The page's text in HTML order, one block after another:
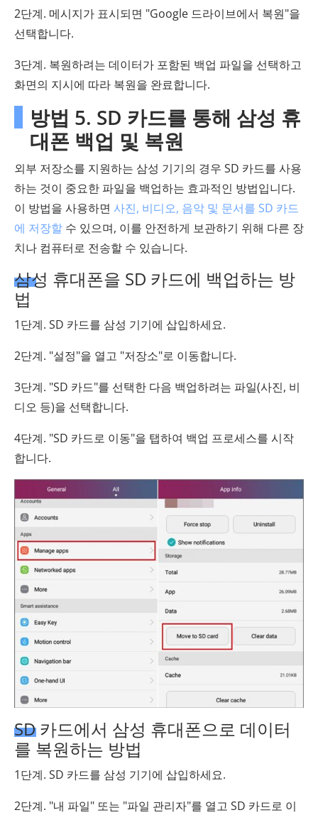
2단계. 메시지가 표시되면 "Google 드라이브에서 복원"을
선택합니다.
3단계. 복원하려는 데이터가 포함된 백업 파일을 선택하고
화면의 지시에 따라 복원을 완료합니다.
방법 5. SD 카드를 통해 삼성 휴
대폰 백업 및 복원
외부 저장소를 지원하는 삼성 기기의 경우 SD 카드를 사용
하는 것이 중요한 파일을 백업하는 효과적인 방법입니다.
이 방법을 사용하면 사진, 비디오, 음악 및 문서를 SD 카드
에 저장할 수 있으며, 이를 안전하게 보관하기 위해 다른 장
치나 컴퓨터로 전송할 수 있습니다.
삼성 휴대폰을 SD 카드에 백업하는 방
법
1단계. SD 카드를 삼성 기기에 삽입하세요.
2단계. "설정"을 열고 "저장소"로 이동합니다.
3단계. "SD 카드"를 선택한 다음 백업하려는 파일(사진, 비
디오 등)을 선택합니다.
4단계. "SD 카드로 이동"을 탭하여 백업 프로세스를 시작
합니다.
SD 카드에서 삼성 휴대폰으로 데이터
를 복원하는 방법
1단계. SD 카드를 삼성 기기에 삽입하세요.
2단계. "내 파일" 또는 "파일 관리자"를 열고 SD 카드로 이